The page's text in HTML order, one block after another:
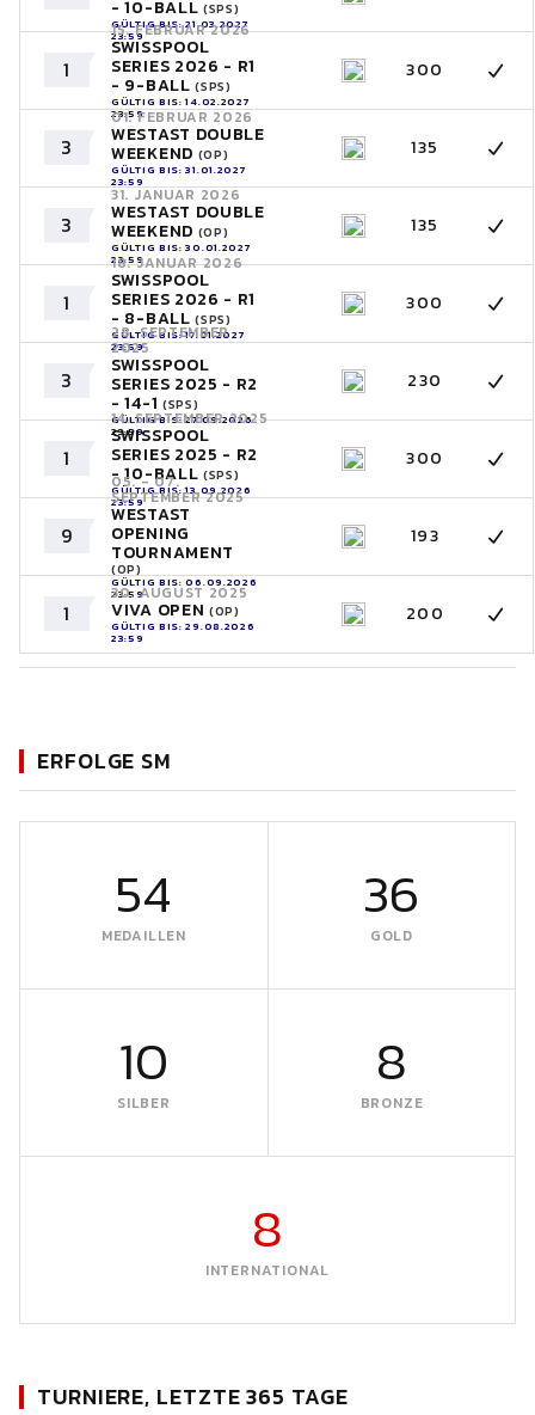
- 10-BALL (SPS)
GÜLTIG BIS: 21.03.2027
23:59
1
15. FEBRUAR 2026
SWISSPOOL
SERIES 2026 - R1
- 9-BALL(SPS)
GÜLTIG BIS: 14.02.2027
23:59
300
3
01. FEBRUAR 2026
WESTAST DOUBLE
WEEKEND (OP)
GÜLTIG BIS: 31.01.2027
23:59
135
3
31. JANUAR 2026
WESTAST DOUBLE
WEEKEND (OP)
GÜLTIG BIS: 30.01.2027
23:59
135
1
18. JANUAR 2026
SWISSPOOL
SERIES 2026 - R1
- 8-BALL(SPS)
GÜLTIG BIS: 17.01.2027
23:59
300
3
28. SEPTEMBER
2025
SWISSPOOL
SERIES 2025 - R2
- 14-1 (SPS)
GÜLTIG BIS: 27.09.2026
23:59
230
1
14. SEPTEMBER 2025
SWISSPOOL
SERIES 2025 - R2
- 10-BALL (SPS)
GÜLTIG BIS: 13.09.2026
23:59
300
9
05. - 07.
SEPTEMBER 2025
WESTAST
OPENING
TOURNAMENT
(OP)
GÜLTIG BIS: 06.09.2026
23:59
193
1
30. AUGUST 2025
VIVA OPEN (OP)
GÜLTIG BIS: 29.08.2026
23:59
200
ERFOLGE SM
54
MEDAILLEN
36
GOLD
10
SILBER
8
BRONZE
8
INTERNATIONAL
TURNIERE, LETZTE 365 TAGE